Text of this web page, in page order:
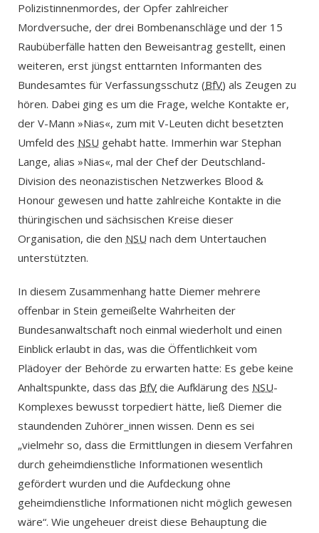
Polizistinnenmordes, der Opfer zahlreicher
Mordversuche, der drei Bombenanschläge und der 15
Raubüberfälle hatten den Beweisantrag gestellt, einen
weiteren, erst jüngst enttarnten Informanten des
Bundesamtes für Verfassungsschutz (BfV) als Zeugen zu
hören. Dabei ging es um die Frage, welche Kontakte er,
der V-Mann »Nias«, zum mit V-Leuten dicht besetzten
Umfeld des NSU gehabt hatte. Immerhin war Stephan
Lange, alias »Nias«, mal der Chef der Deutschland-
Division des neonazistischen Netzwerkes Blood &
Honour gewesen und hatte zahlreiche Kontakte in die
thüringischen und sächsischen Kreise dieser
Organisation, die den NSU nach dem Untertauchen
unterstützten.
In diesem Zusammenhang hatte Diemer mehrere
offenbar in Stein gemeißelte Wahrheiten der
Bundesanwaltschaft noch einmal wiederholt und einen
Einblick erlaubt in das, was die Öffentlichkeit vom
Plädoyer der Behörde zu erwarten hatte: Es gebe keine
Anhaltspunkte, dass das BfV die Aufklärung des NSU-
Komplexes bewusst torpediert hätte, ließ Diemer die
staundenden Zuhörer_innen wissen. Denn es sei
„vielmehr so, dass die Ermittlungen in diesem Verfahren
durch geheimdienstliche Informationen wesentlich
gefördert wurden und die Aufdeckung ohne
geheimdienstliche Informationen nicht möglich gewesen
wäre“. Wie ungeheuer dreist diese Behauptung die